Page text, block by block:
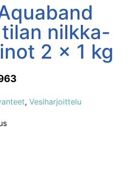
nilkka-
2 x 1 kg
, Vesiharjoittelu